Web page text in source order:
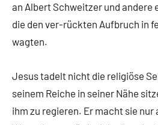
an Albert Schweitzer und andere
die den ver-rückten Aufbruch in
wagten.
Jesus tadelt nicht die religiöse
seinem Reiche in seiner Nähe
ihm zu regieren. Er macht sie